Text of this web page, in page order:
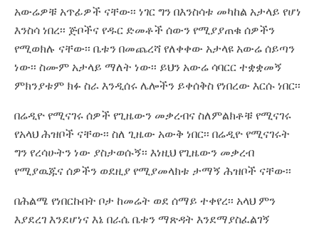
አውሬዎቹ አጥፊዎች ናቸው፡፡ ነገር ግን በእንስሳቱ መካከል አታላይ የሆነ
እንስሳ ነበረ፡፡ ጅቦችና የዱር ድመቶች ሰውን የሚያያጠቁ ሰዎችን
የሚወክሉ ናቸው፡፡ ቤቱን በመጨረሻ የለቀቀው አታላዩ አውሬ ሰይጣን
ነው፡፡ ስሙም አታላይ ማለት ነው፡፡ ይህን አውሬ ሳባርር ተቋቋመኝ
ምክንያቱም ክፉ ስራ እንዲሰሩ ሌሎችን ይቀሰቅስ የነበረው እርሱ ነበር፡፡
በሬዲዮ የሚናገሩ ሰዎች የጊዜውን መቃረብና ስለምልክቶቹ የሚናገሩ
የአላህ ሕዝቦች ናቸው፡፡ ስለ ጊዜው አውቅ ነበር፡፡ በሬዲዮ የሚናገሩት
ግን የረሳሁትን ነው ያስታወሱኝ፡፡ እነዚህ የጊዜውን መቃረብ
የሚያዉጁና ሰዎችን ወደዚያ የሚያመላክቱ ታማኝ ሕዝቦች ናቸው፡፡
በሕልሜ የነበርኩበት ቦታ ከመሬት ወደ ሰማይ ተቀየረ፡፡ አላህ ምን
እያደረገ እንደሆነና እኔ በራሴ ቤቱን ማጽዳት እንደማያስፈልገኝ